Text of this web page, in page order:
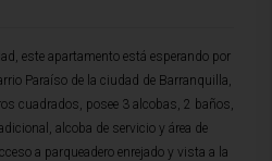
este apartamento está esperando por
Paraíso de la ciudad de Barranquilla,
cuadrados, posee 3 alcobas, 2 baños,
alcoba de servicio y área de
a parqueadero enrejado y vista a la